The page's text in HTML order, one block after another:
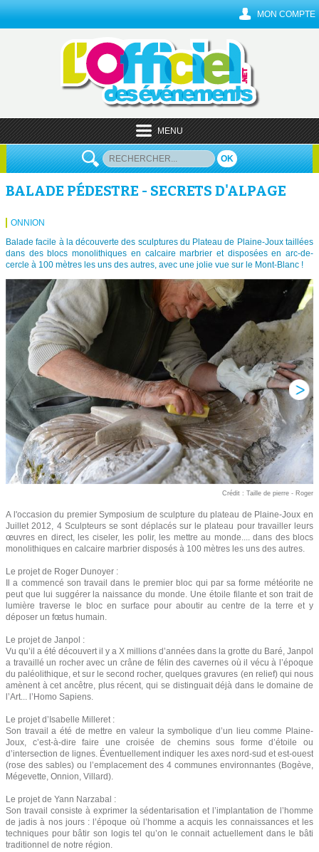
MON COMPTE
MENU
OK
BALADE PÉDESTRE - SECRETS D'ALPAGE
ONNION
Balade facile à la découverte des sculptures du Plateau de Plaine-Joux taillées
dans des blocs monolithiques en calcaire marbrier et disposées en arc-de-
cercle à 100 mètres les uns des autres, avec une jolie vue sur le Mont-Blanc !
Crédit : Taille de pierre - Roger
A l'occasion du premier Symposium de sculpture du plateau de Plaine-Joux en
Juillet 2012, 4 Sculpteurs se sont déplacés sur le plateau pour travailler leurs
œuvres en direct, les ciseler, les polir, les mettre au monde.... dans des blocs
monolithiques en calcaire marbrier disposés à 100 mètres les uns des autres.
Le projet de Roger Dunoyer :
Il a commencé son travail dans le premier bloc qui par sa forme météorite ne
peut que lui suggérer la naissance du monde. Une étoile filante et son trait de
lumière traverse le bloc en surface pour aboutir au centre de la terre et y
déposer un fœtus humain.
Le projet de Janpol :
Vu qu’il a été découvert il y a X millions d’années dans la grotte du Baré, Janpol
a travaillé un rocher avec un crâne de félin des cavernes où il vécu à l’époque
du paléolithique, et sur le second rocher, quelques gravures (en relief) qui nous
amènent à cet ancêtre, plus récent, qui se distinguait déjà dans le domaine de
l’Art... l’Homo Sapiens.
Le projet d’Isabelle Milleret :
Son travail a été de mettre en valeur la symbolique d’un lieu comme Plaine-
Joux, c’est-à-dire faire une croisée de chemins sous forme d’étoile ou
d’intersection de lignes. Éventuellement indiquer les axes nord-sud et est-ouest
(rose des sables) ou l’emplacement des 4 communes environnantes (Bogève,
Mégevette, Onnion, Villard).
Le projet de Yann Narzabal :
Son travail consiste à exprimer la sédentarisation et l’implantation de l’homme
de jadis à nos jours : l’époque où l’homme a acquis les connaissances et les
techniques pour bâtir son logis tel qu’on le connait actuellement dans le bâti
traditionnel de notre région.